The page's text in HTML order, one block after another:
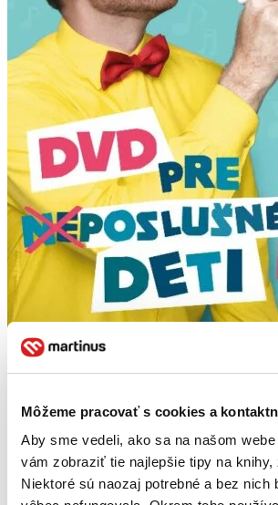
Môžeme pracovať s cookies a
Aby sme vedeli, ako sa na našom
vám zobraziť tie najlepšie tipy na knihy,
Niektoré sú naozaj potrebné a bez nich
Miro Jaroš: DVD pre (ne)poslušné deti 2
Miro Jaroš
2. diel sériePesničky pre (ne)poslušné deti
Konečne je tu dlhoočakávané druhé DVD
motivačných videoklipov pre deti...
DVD film